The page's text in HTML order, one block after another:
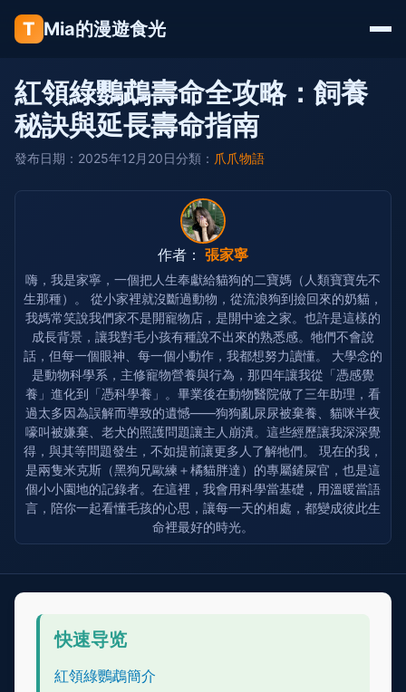
T Mia的漫遊食光
紅領綠鸚鵡壽命全攻略：飼養
秘訣與延長壽命指南
發布日期：2025年12月20日分類： 爪爪物語
作者： 張家寧
嗨，我是家寧，一個把人生奉獻給貓狗的二寶媽（人類寶寶先不
生那種）。 從小家裡就沒斷過動物，從流浪狗到撿回來的奶貓，
我媽常笑說我們家不是開寵物店，是開中途之家。也許是這樣的
成長背景，讓我對毛小孩有種說不出來的熟悉感。牠們不會說
話，但每一個眼神、每一個小動作，我都想努力讀懂。 大學念的
是動物科學系，主修寵物營養與行為，那四年讓我從「憑感覺
養」進化到「憑科學養」。畢業後在動物醫院做了三年助理，看
過太多因為誤解而導致的遺憾——狗狗亂尿尿被棄養、貓咪半夜
嚎叫被嫌棄、老犬的照護問題讓主人崩潰。這些經歷讓我深深覺
得，與其等問題發生，不如提前讓更多人了解牠們。 現在的我，
是兩隻米克斯（黑狗兄歐練＋橘貓胖達）的專屬鏟屎官，也是這
個小小園地的記錄者。在這裡，我會用科學當基礎，用溫暖當語
言，陪你一起看懂毛孩的心思，讓每一天的相處，都變成彼此生
命裡最好的時光。
快速导览
紅領綠鸚鵡簡介